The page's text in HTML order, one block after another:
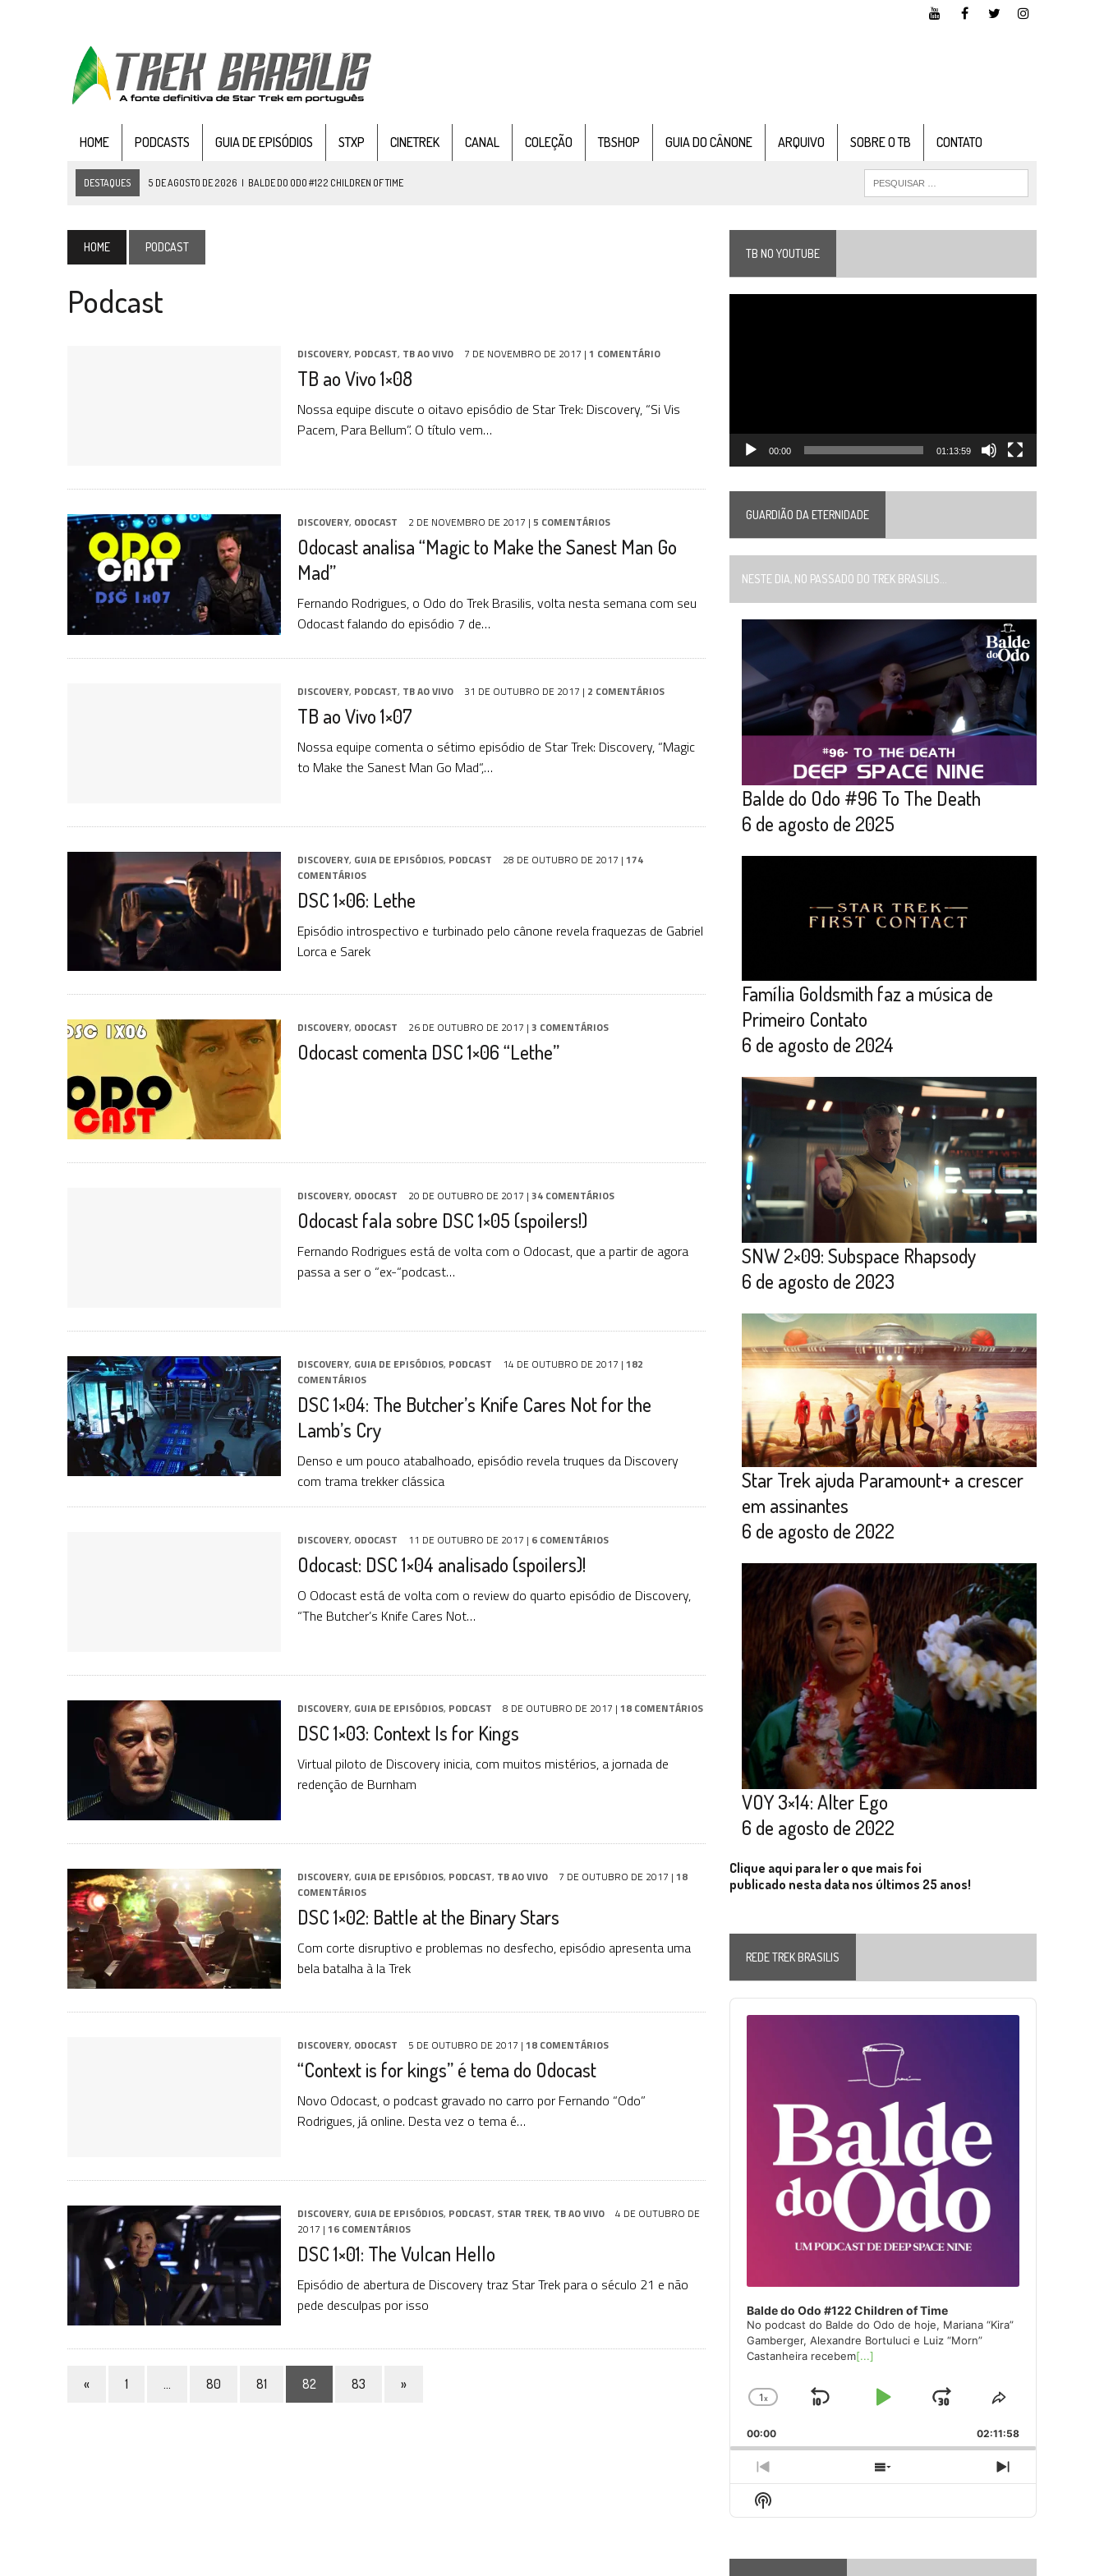
HOME PODCASTS GUIA DE EPISÓDIOS STXP CINETREK CANAL COLEÇÃO TBSHOP GUIA DO CÂNONE ARQUIVO SOBRE O TB CONTATO
DESTAQUES 5 DE AGOSTO DE 2026 | BALDE DO ODO #122 CHILDREN OF TIME
3 DE AGOSTO DE 2026 | PARAMOUNT E CBS DERRUBAM NOVO VÍDEO DO FILME DE FÃS AXANAR HORAS APÓS ESTREIA
2 DE AGOSTO DE 2026
COLEÇÃO TREK BRASILIS JÁ DISPONÍVEL EM PRÉ-VENDA!
AVALIE E COMENTE SNW 4×03: HUMAN BEST FRIEND
HOME PODCAST
Podcast
DISCOVERY, PODCAST, TB AO VIVO 7 DE NOVEMBRO DE 2017 | 1 COMENTÁRIO
TB ao Vivo 1×08
Nossa equipe discute o oitavo episódio de Star Trek: Discovery, “Si Vis
Pacem, Para Bellum”. O título vem…
DISCOVERY, ODOCAST 2 DE NOVEMBRO DE 2017 | 5 COMENTÁRIOS
Odocast analisa “Magic to Make the Sanest Man Go
Mad”
Fernando Rodrigues, o Odo do Trek Brasilis, volta nesta semana com seu
Odocast falando do episódio 7 de…
DISCOVERY, PODCAST, TB AO VIVO 31 DE OUTUBRO DE 2017 | 2 COMENTÁRIOS
TB ao Vivo 1×07
Nossa equipe comenta o sétimo episódio de Star Trek: Discovery, “Magic
to Make the Sanest Man Go Mad“,…
DISCOVERY, GUIA DE EPISÓDIOS, PODCAST 28 DE OUTUBRO DE 2017 | 174
COMENTÁRIOS
DSC 1×06: Lethe
Episódio introspectivo e turbinado pelo cânone revela fraquezas de Gabriel
Lorca e Sarek
DISCOVERY, ODOCAST 26 DE OUTUBRO DE 2017 | 3 COMENTÁRIOS
Odocast comenta DSC 1×06 “Lethe”
DISCOVERY, ODOCAST 20 DE OUTUBRO DE 2017 | 34 COMENTÁRIOS
Odocast fala sobre DSC 1×05 (spoilers!)
Fernando Rodrigues está de volta com o Odocast, que a partir de agora
passa a ser o “ex-“podcast…
DISCOVERY, GUIA DE EPISÓDIOS, PODCAST 14 DE OUTUBRO DE 2017 | 182
COMENTÁRIOS
DSC 1×04: The Butcher’s Knife Cares Not for the
Lamb’s Cry
Denso e um pouco atabalhoado, episódio revela truques da Discovery
com trama trekker clássica
DISCOVERY, ODOCAST 11 DE OUTUBRO DE 2017 | 6 COMENTÁRIOS
Odocast: DSC 1×04 analisado (spoilers)!
O Odocast está de volta com o review do quarto episódio de Discovery,
“The Butcher’s Knife Cares Not…
DISCOVERY, GUIA DE EPISÓDIOS, PODCAST 8 DE OUTUBRO DE 2017 | 18 COMENTÁRIOS
DSC 1×03: Context Is for Kings
Virtual piloto de Discovery inicia, com muitos mistérios, a jornada de
redenção de Burnham
DISCOVERY, GUIA DE EPISÓDIOS, PODCAST, TB AO VIVO 7 DE OUTUBRO DE 2017 | 18
COMENTÁRIOS
DSC 1×02: Battle at the Binary Stars
Com corte disruptivo e problemas no desfecho, episódio apresenta uma
bela batalha à la Trek
DISCOVERY, ODOCAST 5 DE OUTUBRO DE 2017 | 18 COMENTÁRIOS
“Context is for kings” é tema do Odocast
Novo Odocast, o podcast gravado no carro por Fernando “Odo”
Rodrigues, já online. Desta vez o tema é…
DISCOVERY, GUIA DE EPISÓDIOS, PODCAST, STAR TREK, TB AO VIVO
4 DE OUTUBRO DE
2017 | 16 COMENTÁRIOS
DSC 1×01: The Vulcan Hello
Episódio de abertura de Discovery traz Star Trek para o século 21 e não
pede desculpas por isso
« 1 … 80 81 82 83 »
TB NO YOUTUBE
00:00 01:13:59
GUARDIÃO DA ETERNIDADE
NESTE DIA, NO PASSADO DO TREK BRASILIS...
Balde do Odo #96 To The Death
6 de agosto de 2025
Família Goldsmith faz a música de
Primeiro Contato
6 de agosto de 2024
SNW 2×09: Subspace Rhapsody
6 de agosto de 2023
Star Trek ajuda Paramount+ a crescer
em assinantes
6 de agosto de 2022
VOY 3×14: Alter Ego
6 de agosto de 2022
Clique aqui para ler o que mais foi
publicado nesta data nos últimos 25 anos!
REDE TREK BRASILIS
Audio
Player
Balde do Odo #122 Children of Time
No podcast do Balde do Odo de hoje, Mariana “Kira”
Gamberger, Alexandre Bortuluci e Luiz “Morn”
Castanheira recebem[...]
Change
Rate
1x
Skip
Play
Jump
Forward
Share
Episode
00:00 02:11:58
Previous
Episode
Show
Episodes
Next
Episode
Show
Podcast